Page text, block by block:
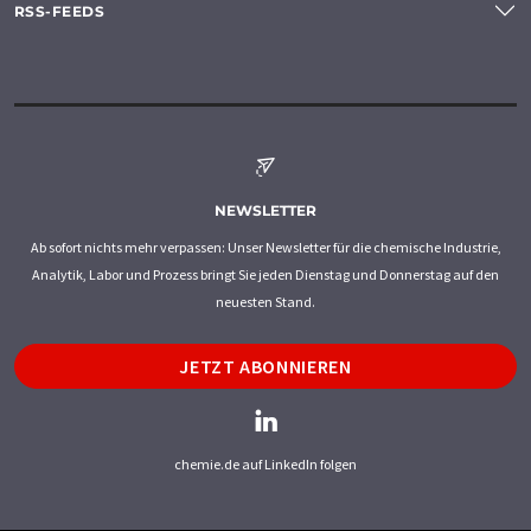
RSS-FEEDS
NEWSLETTER
Ab sofort nichts mehr verpassen: Unser Newsletter für die chemische Industrie,
Analytik, Labor und Prozess bringt Sie jeden Dienstag und Donnerstag auf den
neuesten Stand.
JETZT ABONNIEREN
chemie.de auf LinkedIn folgen